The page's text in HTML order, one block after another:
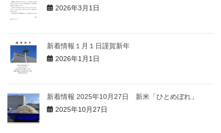
2026年3月1日
新着情報１月１日謹賀新年
2026年1月1日
新着情報 2025年10月27日 新米「ひとめぼれ」
2025年10月27日